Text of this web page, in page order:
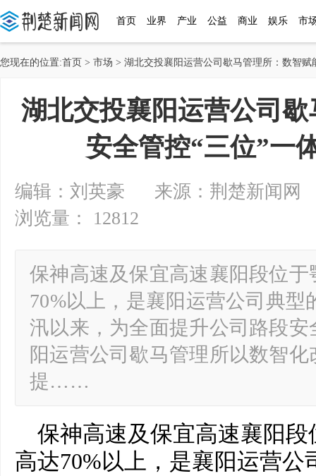
首页 业界 产业 公益 商业 娱乐 市
您现在的位置:首页 > 市场 > 湖北交投襄阳运营公司歇马管理所：数智赋
湖北交投襄阳运营公司
安全管控“三位”一
编辑：刘英豪 来源：荆楚新闻网
浏览量： 12812
保神高速及保宜高速襄阳段位
70%以上，是襄阳运营公司典
汛以来，为全面提升公司路段
阳运营公司歇马管理所以数智
提……
保神高速及保宜高速襄阳
高达70%以上，是襄阳运营公